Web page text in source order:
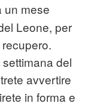
un mese
Leone, per
del
avvertire
in forma e